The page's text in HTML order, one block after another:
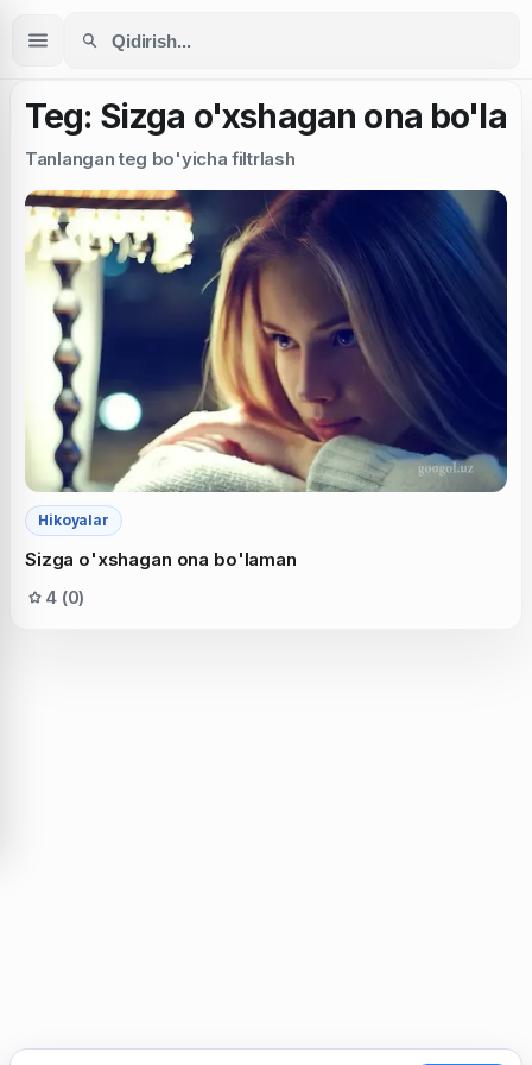
Teg: Sizga o'xshagan ona bo'la
Tanlangan teg bo'yicha filtrlash
Hikoyalar
Sizga o'xshagan ona bo'laman
4 (0)